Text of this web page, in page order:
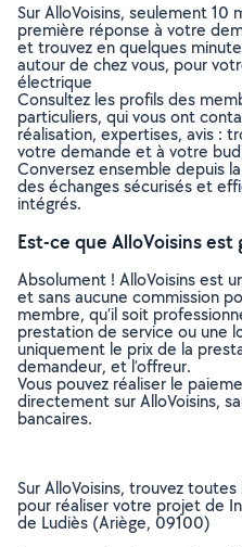
Sur AlloVoisins, seulement 10
première réponse à votre
et trouvez en quelques
autour de chez vous, pour
électrique
Consultez les profils des
particuliers, qui vous ont
réalisation, expertises, avis :
votre demande et à votre
Conversez ensemble depuis
des échanges sécurisés et
intégrés.
Est-ce que AlloVoisins est
Absolument ! AlloVoisins est
et sans aucune commission
membre, qu’il soit
prestation de service ou une
uniquement le prix de la
demandeur, et l’offreur.
Vous pouvez réaliser le
directement sur AlloVoisins,
bancaires.
Sur AlloVoisins, trouvez
pour réaliser votre projet de
de Ludiès (Ariège, 09100)